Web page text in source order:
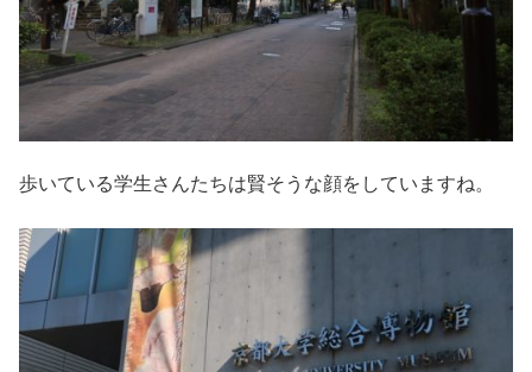
歩いている学生さんたちは賢そうな顔をしていますね。